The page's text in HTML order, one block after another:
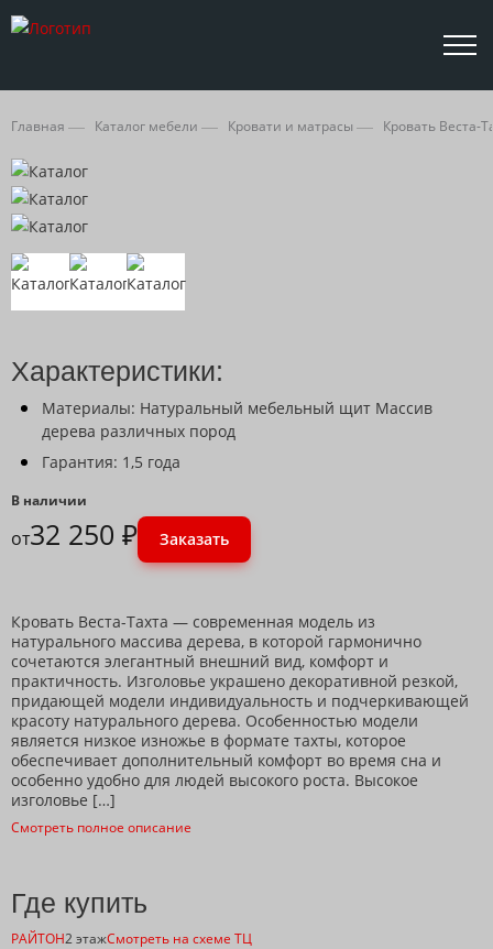
Главная Каталог мебели Кровати и матрасы Кровать Веста-
Характеристики:
Материалы: Натуральный мебельный щит Массив
дерева различных пород
Гарантия: 1,5 года
В наличии
от32 250 ₽ Заказать
Кровать Веста-Тахта — современная модель из
натурального массива дерева, в которой гармонично
сочетаются элегантный внешний вид, комфорт и
практичность. Изголовье украшено декоративной резкой,
придающей модели индивидуальность и подчеркивающей
красоту натурального дерева. Особенностью модели
является низкое изножье в формате тахты, которое
обеспечивает дополнительный комфорт во время сна и
особенно удобно для людей высокого роста. Высокое
изголовье […]
Смотреть полное описание
Где купить
РАЙТОН2 этажСмотреть на схеме ТЦ